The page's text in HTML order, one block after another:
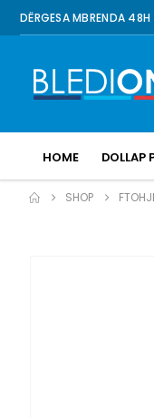
DËRGESA MBRENDA 48H
HOME DOLLAP
SHOP